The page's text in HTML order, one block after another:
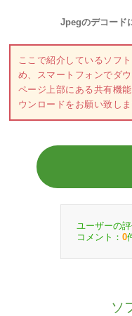
Jpegのデコード
ここで紹介しているソフ
め、スマートフォンでダ
ページ上部にある共有機
ウンロードをお願い致しま
ユーザーの
コメント： 0
ソ